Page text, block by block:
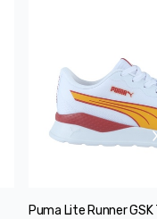
Puma Lite Runner